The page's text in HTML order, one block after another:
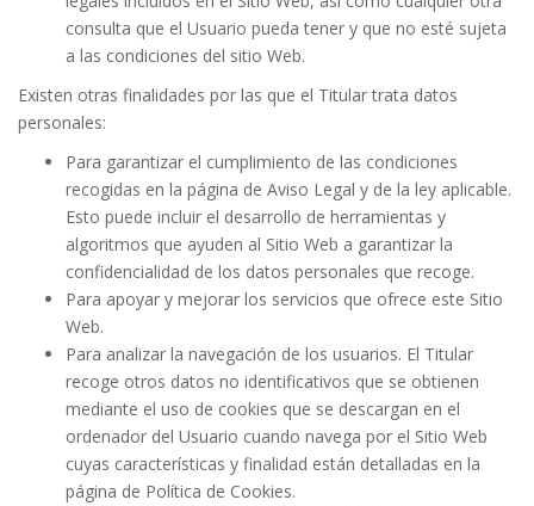
consulta que el Usuario pueda tener y que no esté sujeta
a las condiciones del sitio Web.
Existen otras finalidades por las que el Titular trata datos
personales:
Para garantizar el cumplimiento de las condiciones
recogidas en la página de Aviso Legal y de la ley aplicable.
Esto puede incluir el desarrollo de herramientas y
algoritmos que ayuden al Sitio Web a garantizar la
confidencialidad de los datos personales que recoge.
Para apoyar y mejorar los servicios que ofrece este Sitio
Web.
Para analizar la navegación de los usuarios. El Titular
recoge otros datos no identificativos que se obtienen
mediante el uso de cookies que se descargan en el
ordenador del Usuario cuando navega por el Sitio Web
cuyas características y finalidad están detalladas en la
página de Política de Cookies.